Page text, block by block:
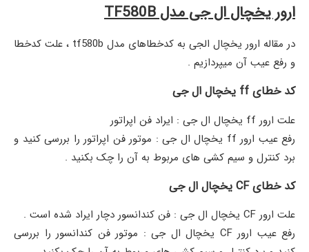
ارور یخچال ال جی مدلTF580B
در مقاله ارور یخچال الجی به کدخطاهای مدل tf580b ، علت کدخطا
و رفع عیب آن میپردازیم .
کد خطای ff یخچال ال جی
علت ارور ff یخچال ال جی : ایراد فن اپراتور
رفع عیب ارور ff یخچال ال جی : موتور فن اپراتور را بررسی کنید و
برد کنترل و سیم کشی های مربوط به آن را چک بکنید .
کد خطای CF یخچال ال جی
علت ارور CF یخچال ال جی : فن کندانسور دچار ایراد شده است .
رفع عیب ارور CF یخچال ال جی : موتور فن کندانسور را بررسی